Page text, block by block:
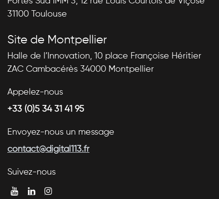
31100 Toulouse
Site de Montpellier
Halle de l’Innovation, 10 place Françoise Héritier
ZAC Cambacérès 34000 Montpellier
Appelez-nous
+33 (0)5 34 31 41 95
Envoyez-nous un message
contact@digital113.fr
Suivez-nous